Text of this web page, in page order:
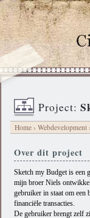
Project:
Home › Webdevelopment
Over dit project
Sketch my Budget is een
mijn broer Niels
gebruiker in staat om een
financiële transacties.
De gebruiker brengt zelf